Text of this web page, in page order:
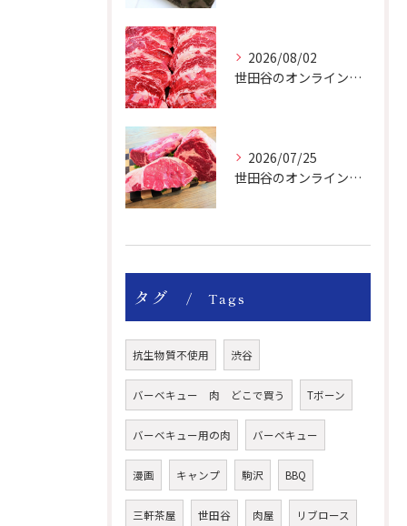
2026/08/02
世田谷のオンライン肉屋は厳選輸入牛を取り扱っています。
2026/07/25
世田谷のオンライン肉屋の輸入牛は特別です。
タグ Tags
抗生物質不使用 渋谷
バーベキュー 肉 どこで買う Tボーン
バーベキュー用の肉 バーベキュー
漫画 キャンプ 駒沢 BBQ
三軒茶屋 世田谷 肉屋 リブロース